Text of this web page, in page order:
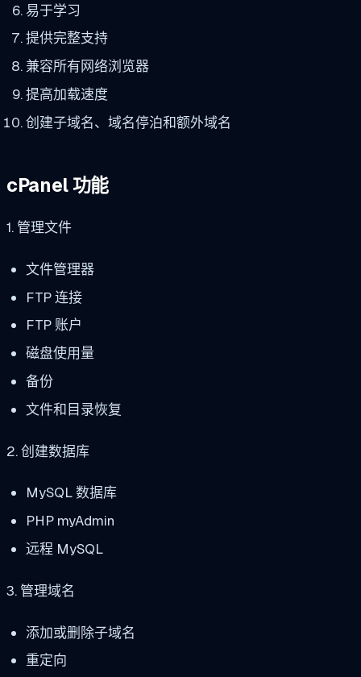
易于学习
提供完整支持
兼容所有网络浏览器
提高加载速度
创建子域名、域名停泊和额外域名
cPanel 功能
1. 管理文件
文件管理器
FTP 连接
FTP 账户
磁盘使用量
备份
文件和目录恢复
2. 创建数据库
MySQL 数据库
PHP myAdmin
远程 MySQL
3. 管理域名
添加或删除子域名
重定向